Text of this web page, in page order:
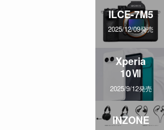
ILCE-7M5
2025/12/09発売
Xperia
10Ⅶ
2025/9/12発売
INZONE